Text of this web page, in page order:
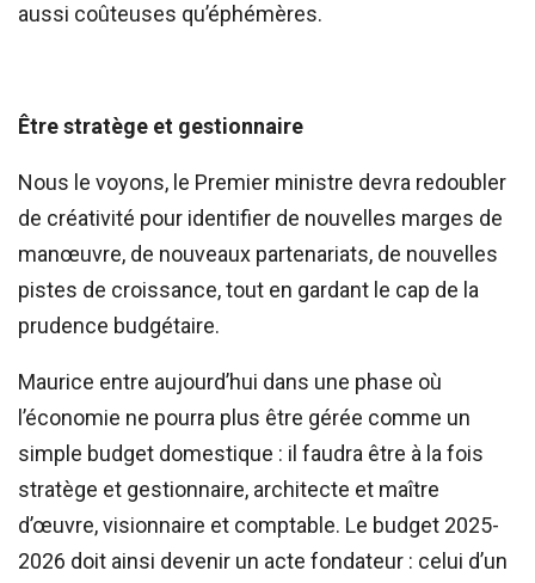
aussi coûteuses qu’éphémères.
Être stratège et gestionnaire
Nous le voyons, le Premier ministre devra redoubler
de créativité pour identifier de nouvelles marges de
manœuvre, de nouveaux partenariats, de nouvelles
pistes de croissance, tout en gardant le cap de la
prudence budgétaire.
Maurice entre aujourd’hui dans une phase où
l’économie ne pourra plus être gérée comme un
simple budget domestique : il faudra être à la fois
stratège et gestionnaire, architecte et maître
d’œuvre, visionnaire et comptable. Le budget 2025-
2026 doit ainsi devenir un acte fondateur : celui d’un